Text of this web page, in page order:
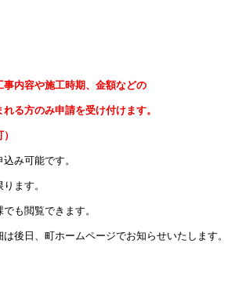
事内容や施工時期、金額などの
る方のみ申請を受け付けます。
み可能です。
ます。
も閲覧できます。
後日、町ホームページでお知らせいたします。